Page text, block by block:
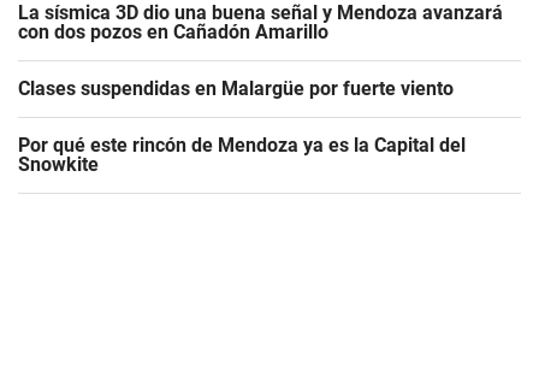
La sísmica 3D dio una buena señal y Mendoza avanzará
con dos pozos en Cañadón Amarillo
Clases suspendidas en Malargüe por fuerte viento
Por qué este rincón de Mendoza ya es la Capital del
Snowkite